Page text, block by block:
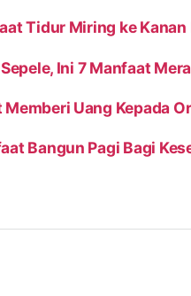
Tidur Miring ke
Ini 7 Manfaat
Uang Kepada
Bangun Pagi Bagi